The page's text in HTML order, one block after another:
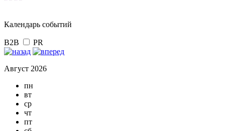
Календарь событий
B2B PR
Август 2026
пн
вт
ср
чт
пт